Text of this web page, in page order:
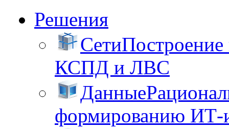
Решения
Сети
КСПД и ЛВС
Данные
формированию ИТ-